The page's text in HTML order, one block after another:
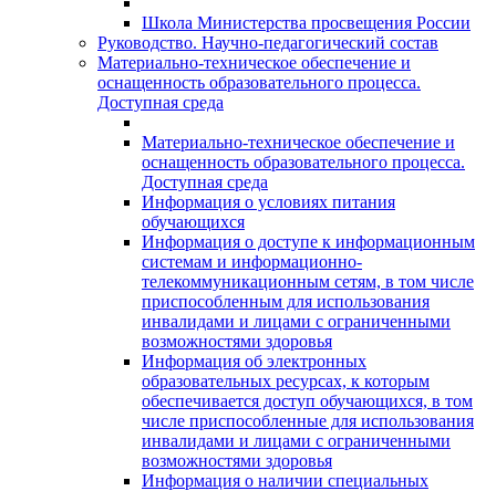
Школа Министерства просвещения России
Руководство. Научно-педагогический состав
Материально-техническое обеспечение и
оснащенность образовательного процесса.
Доступная среда
Материально-техническое обеспечение и
оснащенность образовательного процесса.
Доступная среда
Информация о условиях питания
обучающихся
Информация о доступе к информационным
системам и информационно-
телекоммуникационным сетям, в том числе
приспособленным для использования
инвалидами и лицами с ограниченными
возможностями здоровья
Информация об электронных
образовательных ресурсах, к которым
обеспечивается доступ обучающихся, в том
числе приспособленные для использования
инвалидами и лицами с ограниченными
возможностями здоровья
Информация о наличии специальных